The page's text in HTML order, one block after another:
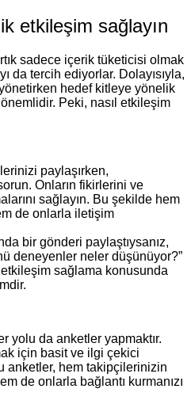
etkileşim sağlayın
sadece içerik tüketicisi olmak
da tercih ediyorlar. Dolayısıyla,
hedef kitleye yönelik
Peki, nasıl etkileşim
paylaşırken,
Onların fikirlerini ve
sağlayın. Bu şekilde hem
de onlarla iletişim
bir gönderi paylaştıysanız,
deneyenler neler düşünüyor?”
sağlama konusunda
yolu da anketler yapmaktır.
için basit ve ilgi çekici
anketler, hem takipçilerinizin
de onlarla bağlantı kurmanızı